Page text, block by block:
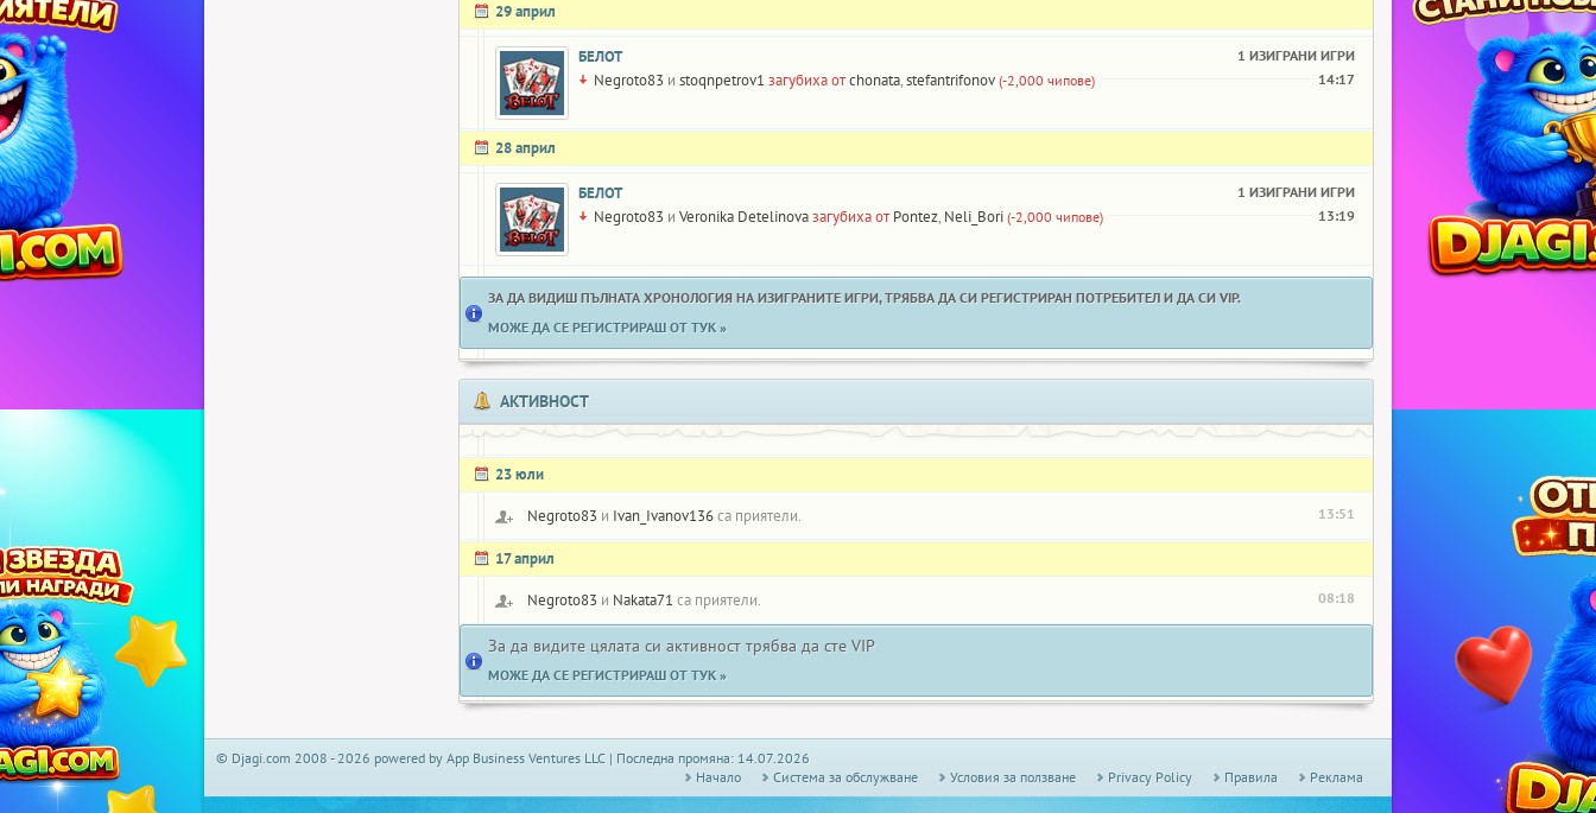
29 април
БЕЛОТ 1 ИЗИГРАНИ ИГРИ
Negroto83 и stoqnpetrov1 загубиха отchonata,stefantrifonov (-2,000 чипове) 14:17
28 април
БЕЛОТ 1 ИЗИГРАНИ ИГРИ
Negroto83 и Veronika Detelinovaзагубиха от Pontez, Neli_Bori (-2,000 чипове) 13:19
ЗА ДА ВИДИШ ПЪЛНАТА ХРОНОЛОГИЯ НА ИЗИГРАНИТЕ ИГРИ, ТРЯБВА ДА СИ РЕГИСТРИРАН ПОТРЕБИТЕЛ И ДА СИ VIP.
МОЖЕ ДА СЕ РЕГИСТРИРАШ ОТ ТУК »
АКТИВНОСТ
23 юли
Negroto83 и Ivan_Ivanov136са приятели. 13:51
17 април
Negroto83 и Nakata71 са приятели. 08:18
За да видите цялата си активност трябва да сте VIP
МОЖЕ ДА СЕ РЕГИСТРИРАШ ОТ ТУК »
© Djagi.com 2008 - 2026 powered by App Business Ventures LLC | Последна промяна: 14.07.2026
Начало
Системa за обслужване Условия за ползване Privacy Policy Правила Реклама